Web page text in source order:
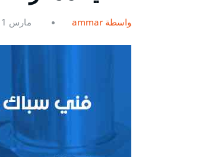
بواسطة ammar مارس 11, 2021